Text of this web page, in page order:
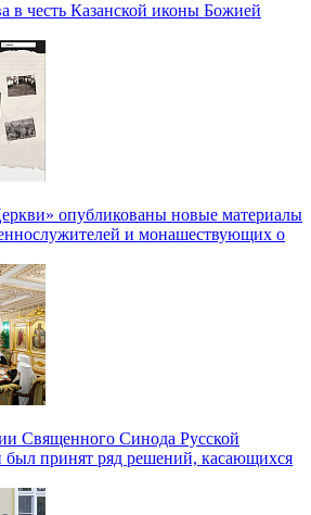
в честь Казанской иконы Божией
опубликованы новые материалы
и монашествующих о
Священного Синода Русской
принят ряд решений, касающихся